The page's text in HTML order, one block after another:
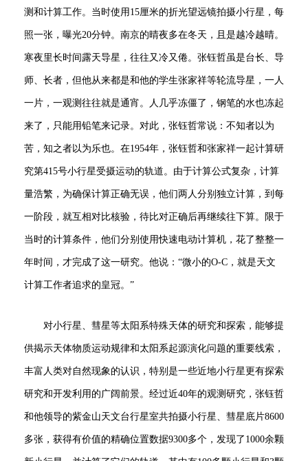
测和计算工作。当时使用15厘米的折光望远镜拍摄小行星，每
照一张，曝光20分钟。南京的晴夜多在冬天，且是越冷越晴。
寒夜里长时间露天导星，往往又冷又倦。张钰哲虽是台长、导
师、长者，但他从来都是和他的学生张家祥等轮流导星，一人
一片，一观测往往就是通宵。人几乎冻僵了，钢笔的水也冻起
来了，只能用铅笔来记录。对此，张钰哲常说：不知者以为
苦，知之者以为乐也。在1954年，张钰哲和张家祥一起计算研
究第415号小行星受摄运动的轨道。由于计算公式复杂，计算
量浩繁，为确保计算正确无误，他们两人分别独立计算，到每
一阶段，就互相对比核验，待比对正确后再继续往下算。限于
当时的计算条件，他们分别使用快速电动计算机，花了整整一
年时间，才完成了这一研究。他说：“微小的O-C，就是天文
计算工作者追求的皇冠。”
对小行星、彗星等太阳系特殊天体的研究和探索，能够提
供揭示天体物质运动规律和太阳系起源演化问题的重要线索，
丰富人类对自然现象的认识，特别是一些近地小行星更有探索
研究和开发利用的广阔前景。经过近40年的观测研究，张钰哲
和他领导的紫金山天文台行星室共拍摄小行星、彗星底片8600
多张，获得有价值的精确位置数据9300多个，发现了1000余颗